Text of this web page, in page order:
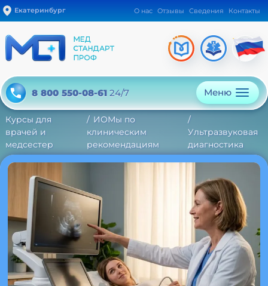
Екатеринбург О нас Отзывы Сведения Контакты
8 800 550-08-61 24/7 Меню
Курсы для
врачей и
медсестер
ИОМы по
клиническим
рекомендациям
Ультразвуковая
диагностика